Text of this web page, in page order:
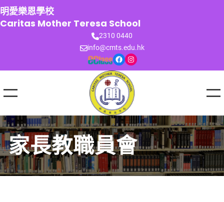
跳
至
主
明愛樂恩學校
Caritas Mother Teresa School
2310 0440
info@cmts.edu.hk
Facebook Instagram
家長教職員會